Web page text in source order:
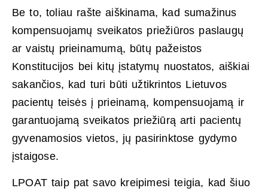
Be to, toliau rašte aiškinama, kad sumažinus
kompensuojamų sveikatos priežiūros paslaugų
ar vaistų prieinamumą, būtų pažeistos
Konstitucijos bei kitų įstatymų nuostatos, aiškiai
sakančios, kad turi būti užtikrintos Lietuvos
pacientų teisės į prieinamą, kompensuojamą ir
garantuojamą sveikatos priežiūrą arti pacientų
gyvenamosios vietos, jų pasirinktose gydymo
įstaigose.
LPOAT taip pat savo kreipimesi teigia, kad šiuo